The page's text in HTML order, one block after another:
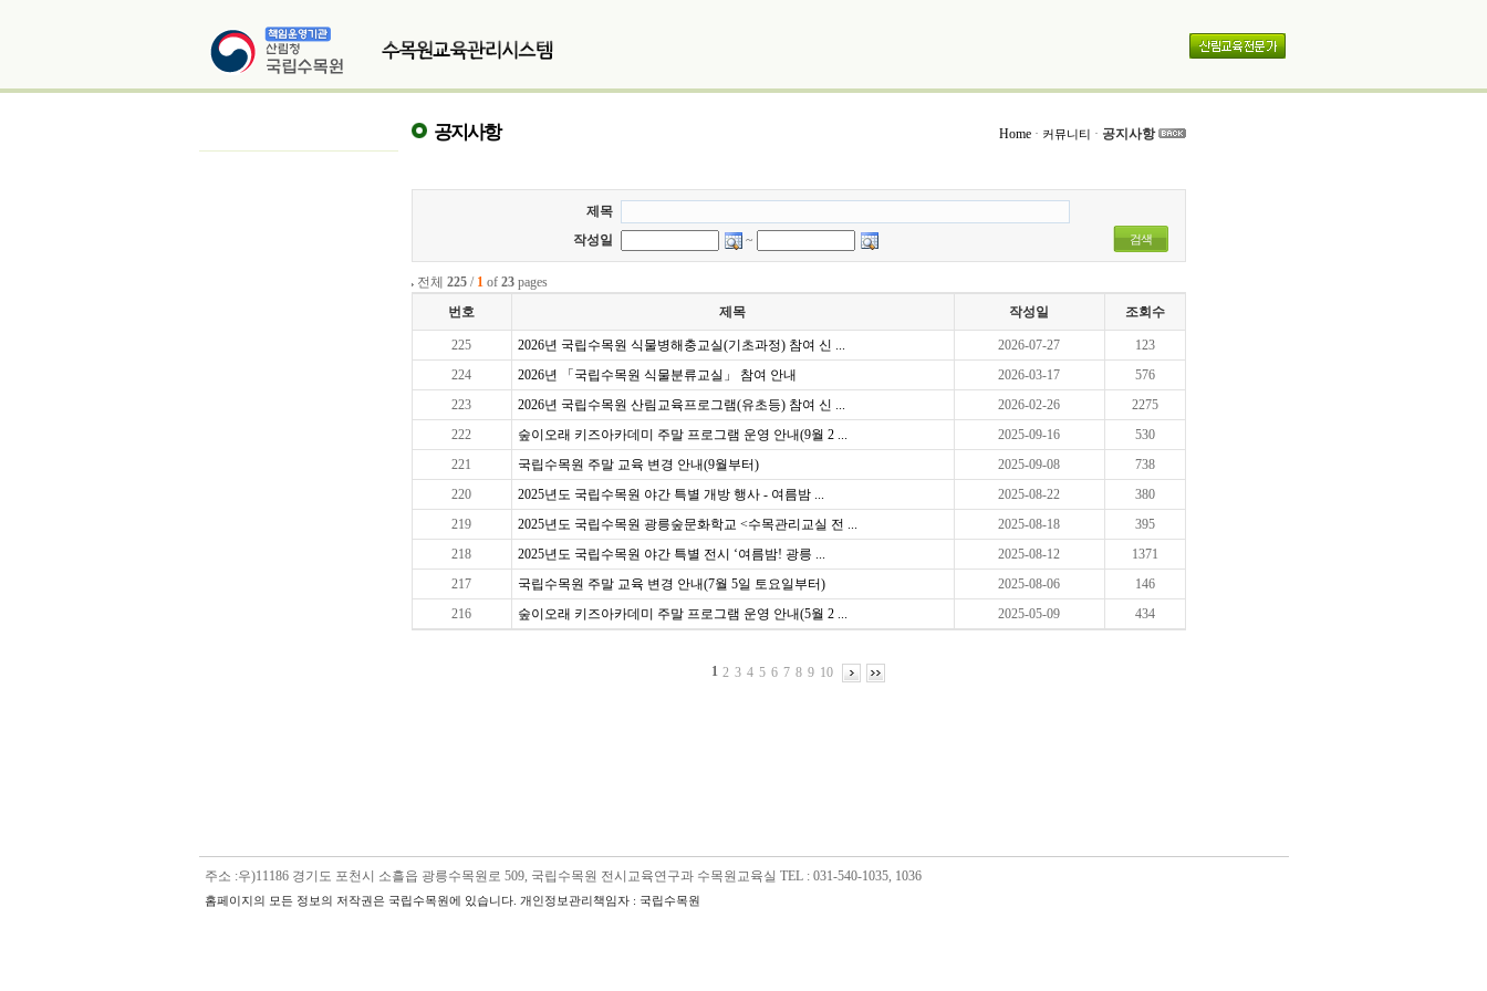
Home· 커뮤니티 · 공지사항
공지사항
제목
작성일
~ 검색
전체 225/ 1of 23pages
번호
제목 작성일 조회수
225 2026년 국립수목원 식물병해충교실(기초과정) 참여 신 ... 2026-07-27
123
224
2026년 「국립수목원 식물분류교실」 참여 안내 2026-03-17
576
223
2026년 국립수목원 산림교육프로그램(유초등) 참여 신 ... 2026-02-26
2275
222
숲이오래 키즈아카데미 주말 프로그램 운영 안내(9월 2 ... 2025-09-16
530
221
국립수목원 주말 교육 변경 안내(9월부터) 2025-09-08
738
220
2025년도 국립수목원 야간 특별 개방 행사 - 여름밤 ... 2025-08-22
380
219
2025년도 국립수목원 광릉숲문화학교 <수목관리교실 전 ... 2025-08-18
395
218
2025년도 국립수목원 야간 특별 전시 ‘여름밤! 광릉 ... 2025-08-12
1371
217
국립수목원 주말 교육 변경 안내(7월 5일 토요일부터) 2025-08-06
146
216
숲이오래 키즈아카데미 주말 프로그램 운영 안내(5월 2 ... 2025-05-09 434
1 2 3 4 5 6 7 8 9 10
주소 :우)11186 경기도 포천시 소흘읍 광릉수목원로 509, 국립수목원 전시교육연구과 수목원교육실 TEL : 031-540-1035, 1036
홈페이지의 모든 정보의 저작권은 국립수목원에 있습니다. 개인정보관리책임자 : 국립수목원